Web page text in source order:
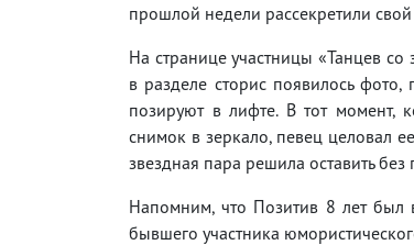
прошлой недели рассекретили
На странице участницы «Танцев со
в разделе сторис появилось
позируют в лифте. В тот момент,
снимок в зеркало, певец целовал
звездная пара решила оставить без
Напомним, что Позитив 8 лет
бывшего участника